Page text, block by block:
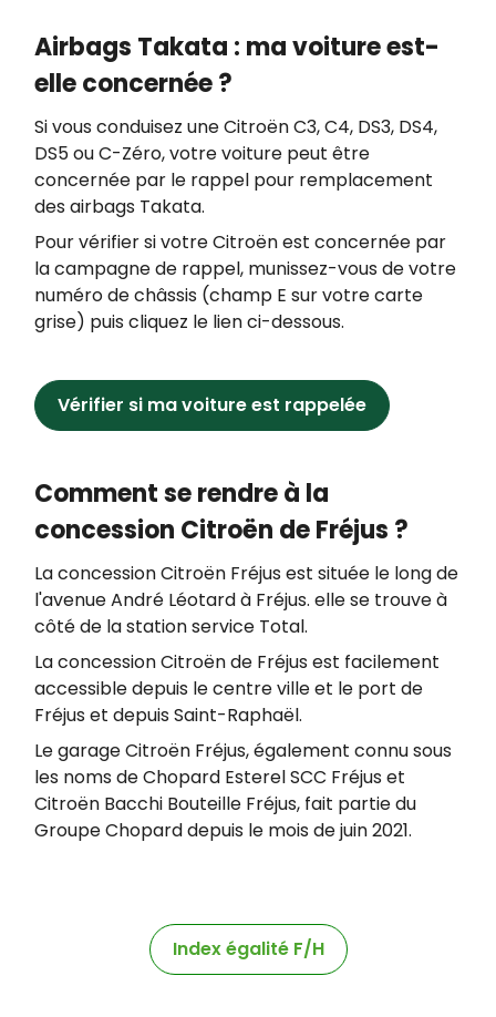
Airbags Takata : ma voiture est-
elle concernée ?
Si vous conduisez une Citroën C3, C4, DS3, DS4,
DS5 ou C-Zéro, votre voiture peut être
concernée par le rappel pour remplacement
des airbags Takata.
Pour vérifier si votre Citroën est concernée par
la campagne de rappel, munissez-vous de votre
numéro de châssis (champ E sur votre carte
grise) puis cliquez le lien ci-dessous.
Vérifier si ma voiture est rappelée
Comment se rendre à la
concession Citroën de Fréjus ?
La concession Citroën Fréjus est située le long de
l'avenue André Léotard à Fréjus. elle se trouve à
côté de la station service Total.
La concession Citroën de Fréjus est facilement
accessible depuis le centre ville et le port de
Fréjus et depuis Saint-Raphaël.
Le garage Citroën Fréjus, également connu sous
les noms de Chopard Esterel SCC Fréjus et
Citroën Bacchi Bouteille Fréjus, fait partie du
Groupe Chopard depuis le mois de juin 2021.
Index égalité F/H